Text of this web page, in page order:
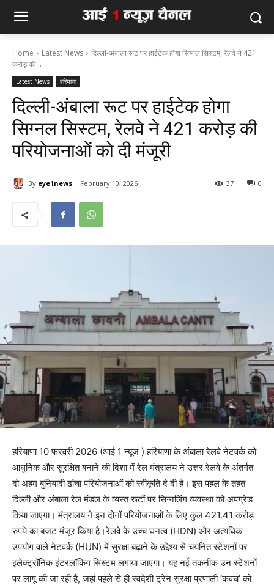
Home Latest News
दिल्ली-अंबाला रूट पर हाईटेक होगा सिग्नल सिस्टम, रेलवे ने 421
करोड़ की...
Latest News हरियाणा
दिल्ली-अंबाला रूट पर हाईटेक होगा
सिग्नल सिस्टम, रेलवे ने 421 करोड़ की
परियोजनाओं को दी मंजूरी
By eye1news February 10, 2026 0
37
हरियाणा 10 फरवरी 2026 (आई 1 न्यूज़ ) हरियाणा के अंबाला रेलवे नेटवर्क को
आधुनिक और सुरक्षित बनाने की दिशा में रेल मंत्रालय ने उत्तर रेलवे के अंतर्गत
दो अहम बुनियादी ढांचा परियोजनाओं को स्वीकृति दे दी है। इस पहल के तहत
दिल्ली और अंबाला रेल मंडल के व्यस्त रूटों पर सिग्नलिंग व्यवस्था को अपग्रेड
किया जाएगा। मंत्रालय ने इन दोनों परियोजनाओं के लिए कुल 421.41 करोड़
रुपये का बजट मंजूर किया है।रेलवे के उच्च घनत्व (HDN) और अत्यधिक
उपयोग वाले नेटवर्क (HUN) में सुरक्षा बढ़ाने के उद्देश्य से चयनित स्टेशनों पर
इलेक्ट्रॉनिक इंटरलॉकिंग सिस्टम लगाया जाएगा। यह नई तकनीक उन स्टेशनों
पर लागू की जा रही है, जहां पहले से ही स्वदेशी ट्रेन सुरक्षा प्रणाली ‘कवच’ को